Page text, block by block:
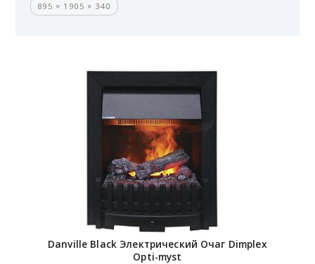
895 × 1905 × 340
Danville Black Электрический Очаг Dimplex
Opti-myst